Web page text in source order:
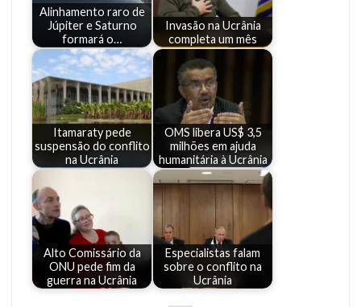
Alinhamento raro de
Júpiter e Saturno
formará o…
Invasão na Ucrânia
completa um mês
Itamaraty pede
suspensão do conflito
na Ucrânia
OMS libera US$ 3,5
milhões em ajuda
humanitária à Ucrânia
Alto Comissário da
ONU pede fim da
guerra na Ucrânia
Especialistas falam
sobre o conflito na
Ucrânia